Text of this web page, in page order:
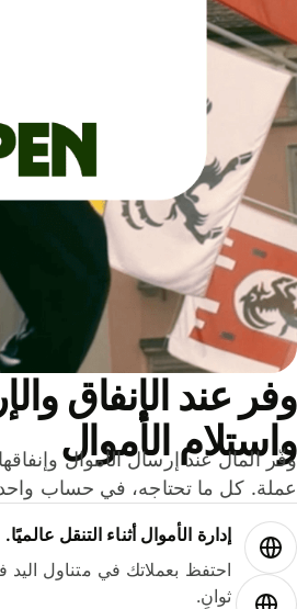
عند الإنفاق
الأموال
كل ما تحتاجه، في حساب واحد،
إدارة الأموال أثناء التنقل عالميًا.
احتفظ بعملاتك في متناول اليد
ثوانٍ.